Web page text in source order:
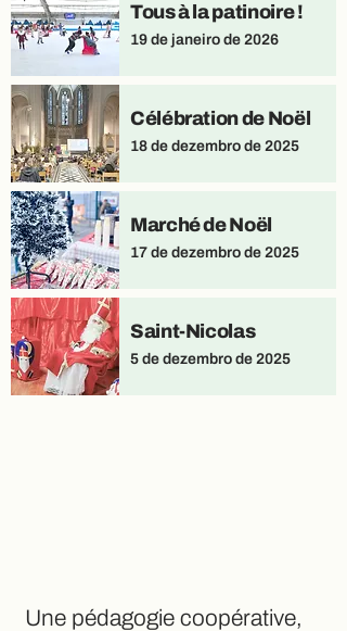
Tous à la patinoire !
19 de janeiro de 2026
Célébration de Noël
18 de dezembro de 2025
Marché de Noël
17 de dezembro de 2025
Saint-Nicolas
5 de dezembro de 2025
Une pédagogie coopérative,